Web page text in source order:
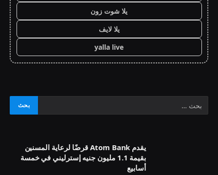
يلا شوت زون
يلا لايف
yalla live
يقدم Atom Bank قرضًا لرعاية المسنين
بقيمة 1.1 مليون جنيه إسترليني في خمسة
أسابيع